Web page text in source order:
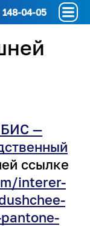
148-04-05
—
ссылке
interer-